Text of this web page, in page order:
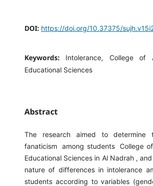
DOI: https://doi.org/10.37375/
Keywords: Intolerance, College of
Educational Sciences
Abstract
The research aimed to determine
fanaticism among students College
Educational Sciences in Al Nadrah ,
nature of differences in intolerance
students according to variables